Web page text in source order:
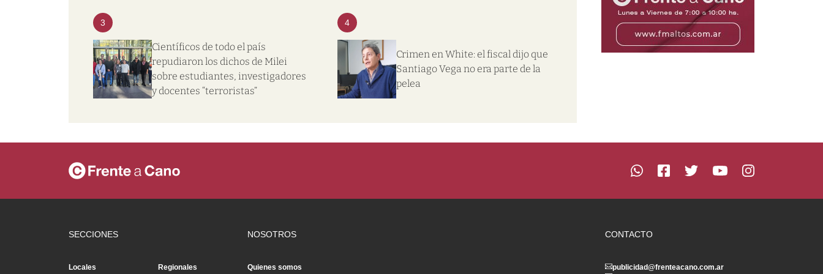
3
Científicos de todo el país
repudiaron los dichos de Milei
sobre estudiantes, investigadores
y docentes “terroristas”
4
Crimen en White: el fiscal dijo que
Santiago Vega no era parte de la
pelea
SECCIONES
Locales Regionales
NOSOTROS
Quienes somos
CONTACTO
publicidad@frenteacano.com.ar